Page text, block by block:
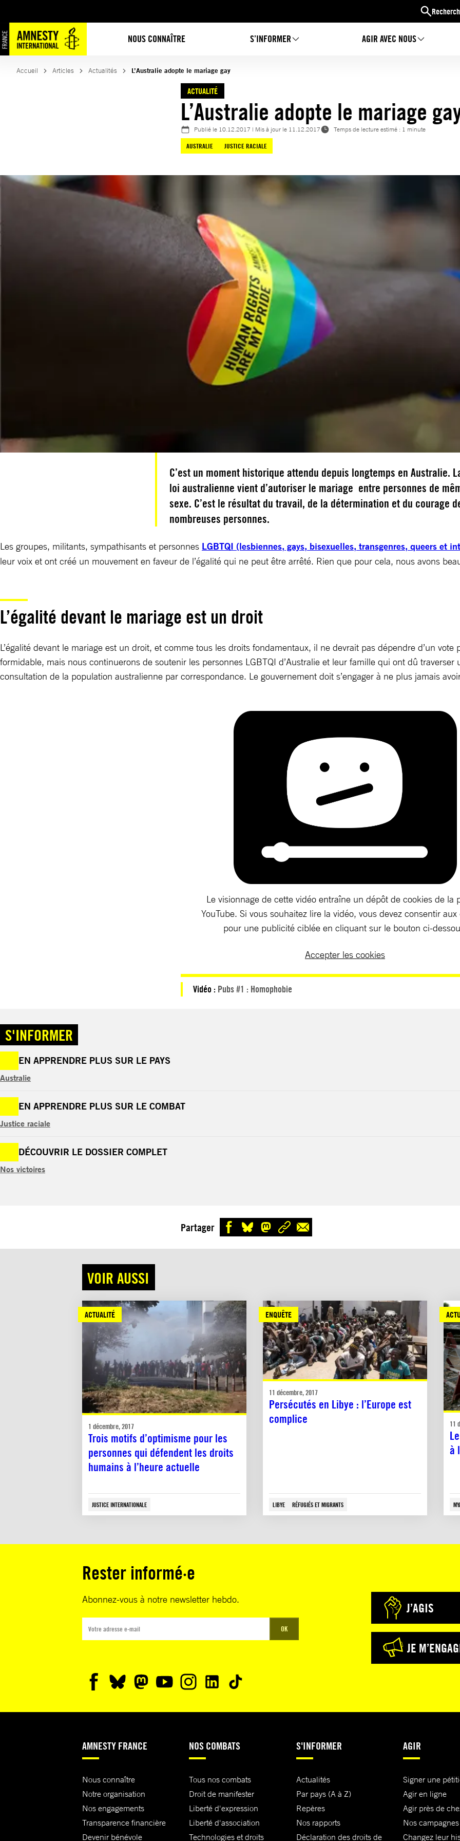
NOUS CONNAÎTRE S’INFORMER AGIR AVEC NOUS
au
contenu
Accueil Articles Actualités L’Australie adopte le mariage gay
ACTUALITÉ
L’Australie adopte le mariage
Publié le 10.12.2017 | Mis à jour le 11.12.2017
Temps de lecture estimé : 1 minute
AUSTRALIE
JUSTICE RACIALE
C’est un moment historique attendu depuis longtemps en Australie.
loi australienne vient d’autoriser le mariage entre personnes de
sexe. C’est le résultat du travail, de la détermination et du courage
nombreuses personnes.
Les groupes, militants, sympathisants et personnes LGBTQI (lesbiennes, gays, bisexuelles, transgenres, queers et
leur voix et ont créé un mouvement en faveur de l’égalité qui ne peut être arrêté. Rien que pour cela, nous avons
L’égalité devant le mariage est un droit
L’égalité devant le mariage est un droit, et comme tous les droits fondamentaux, il ne devrait pas dépendre d’un
formidable, mais nous continuerons de soutenir les personnes LGBTQI d’Australie et leur famille qui ont dû
consultation de la population australienne par correspondance. Le gouvernement doit s’engager à ne plus jamais
Le visionnage de cette vidéo entraîne un dépôt de cookies de la
YouTube. Si vous souhaitez lire la vidéo, vous devez consentir aux
pour une publicité ciblée en cliquant sur le bouton ci-
Accepter les cookies
Vidéo : Pubs #1 : Homophobie
S'INFORMER
EN APPRENDRE PLUS SUR LE PAYS
Australie
EN APPRENDRE PLUS SUR LE COMBAT
Justice raciale
DÉCOUVRIR LE DOSSIER COMPLET
Nos victoires
Partager
VOIR AUSSI
ACTUALITÉ
1 décembre, 2017
Trois motifs d’optimisme pour les
personnes qui défendent les droits
humains à l’heure actuelle
JUSTICE INTERNATIONALE
ENQUÊTE
11 décembre, 2017
Persécutés en Libye : l’Europe est
complice
LIBYE RÉFUGIÉS ET MIGRANTS
11
à
Rester informé·e
Abonnez-vous à notre newsletter hebdo.
OK
J’AGIS
JE
AMNESTY FRANCE
Nous connaître
Notre organisation
Nos engagements
Transparence financière
Devenir bénévole
NOS COMBATS
Tous nos combats
Droit de manifester
Liberté d'expression
Liberté d'association
Technologies et droits
S'INFORMER
Actualités
Par pays (A à Z)
Repères
Nos rapports
Déclaration des droits de
AGIR
Signer une
Agir en ligne
Agir près de
Nos campagnes
Changez leur